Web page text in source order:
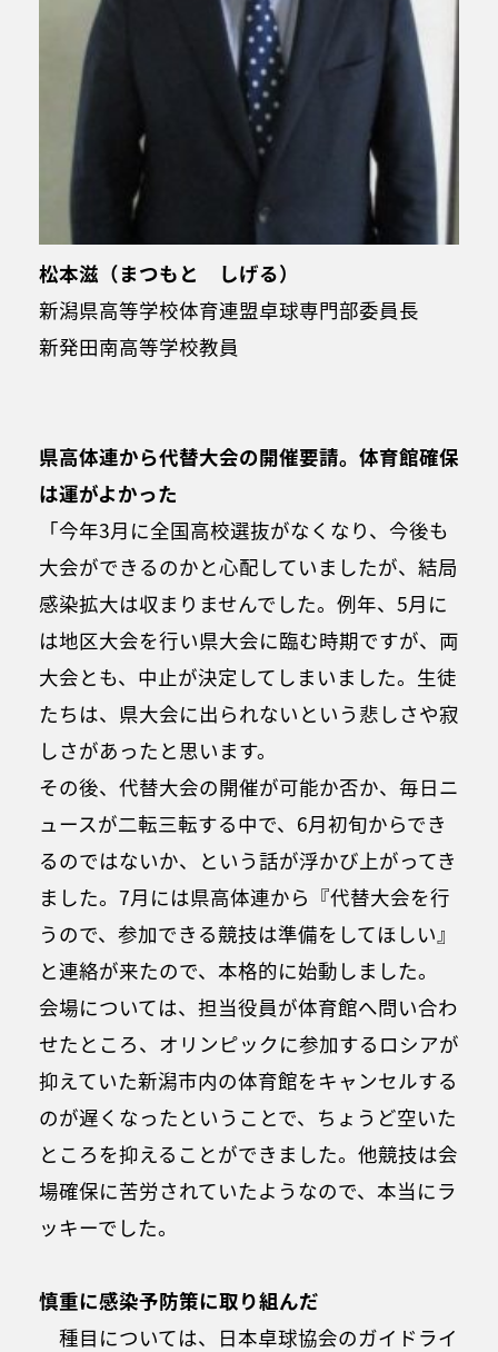
松本滋（まつもと しげる）
新潟県高等学校体育連盟卓球専門部委員長
新発田南高等学校教員
県高体連から代替大会の開催要請。体育館確保
は運がよかった
「今年3月に全国高校選抜がなくなり、今後も
大会ができるのかと心配していましたが、結局
感染拡大は収まりませんでした。例年、5月に
は地区大会を行い県大会に臨む時期ですが、両
大会とも、中止が決定してしまいました。生徒
たちは、県大会に出られないという悲しさや寂
しさがあったと思います。
その後、代替大会の開催が可能か否か、毎日ニ
ュースが二転三転する中で、6月初旬からでき
るのではないか、という話が浮かび上がってき
ました。7月には県高体連から『代替大会を行
うので、参加できる競技は準備をしてほしい』
と連絡が来たので、本格的に始動しました。
会場については、担当役員が体育館へ問い合わ
せたところ、オリンピックに参加するロシアが
抑えていた新潟市内の体育館をキャンセルする
のが遅くなったということで、ちょうど空いた
ところを抑えることができました。他競技は会
場確保に苦労されていたようなので、本当にラ
ッキーでした。
慎重に感染予防策に取り組んだ
種目については、日本卓球協会のガイドライ